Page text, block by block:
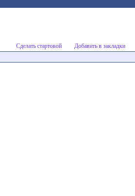
Сделать стартовой
Добавить в закладки